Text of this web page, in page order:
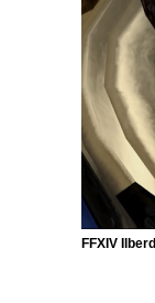
FFXIV Ilberd